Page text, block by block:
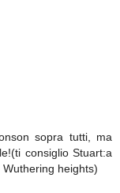
sopra tutti, ma
consiglio Stuart:a
heights)